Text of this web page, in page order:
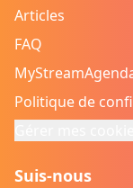
Articles
FAQ
Politique de
Suis-nous